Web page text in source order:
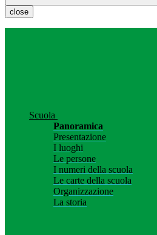
close
Scuola
Panoramica
Presentazione
I luoghi
Le persone
I numeri della scuola
Le carte della scuola
Organizzazione
La storia